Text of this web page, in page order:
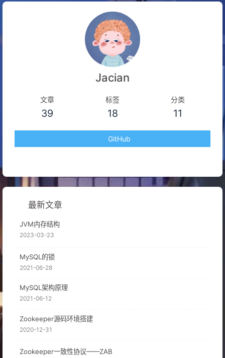
Jacian
文章
39
标签
18
分类
11
GitHub
最新文章
JVM内存结构
2023-03-23
MySQL的锁
2021-06-28
MySQL架构原理
2021-06-12
Zookeeper源码环境搭建
2020-12-31
Zookeeper一致性协议——ZAB